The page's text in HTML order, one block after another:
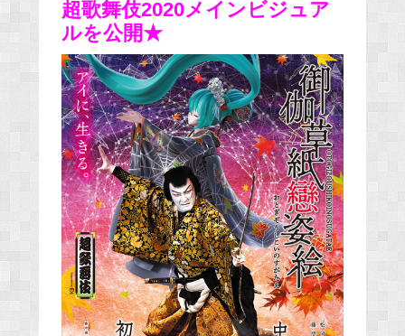
超歌舞伎2020メインビジュア
ルを公開★